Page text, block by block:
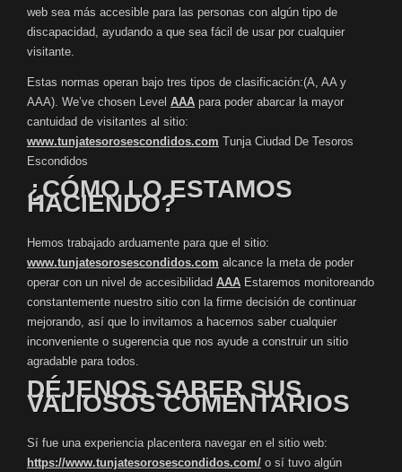
web sea más accesible para las personas con algún tipo de
discapacidad, ayudando a que sea fácil de usar por cualquier
visitante.
Estas normas operan bajo tres tipos de clasificación:(A, AA y
AAA). We’ve chosen Level AAA para poder abarcar la mayor
cantuidad de visitantes al sitio:
www.tunjatesorosescondidos.com Tunja Ciudad De Tesoros
Escondidos
¿CÓMO LO ESTAMOS
HACIENDO?
Hemos trabajado arduamente para que el sitio:
www.tunjatesorosescondidos.com alcance la meta de poder
operar con un nivel de accesibilidad AAA Estaremos monitoreando
constantemente nuestro sitio con la firme decisión de continuar
mejorando, así que lo invitamos a hacernos saber cualquier
inconveniente o sugerencia que nos ayude a construir un sitio
agradable para todos.
DÉJENOS SABER SUS
VALIOSOS COMENTARIOS
Sí fue una experiencia placentera navegar en el sitio web:
https://www.tunjatesorosescondidos.com/ o sí tuvo algún